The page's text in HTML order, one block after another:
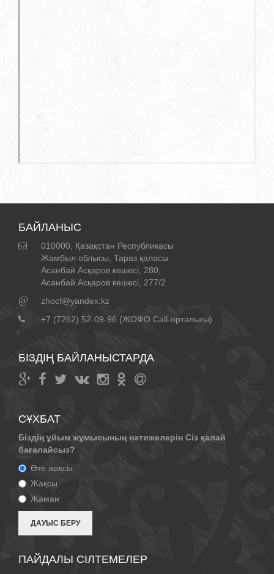
БАЙЛАНЫС
010000, Қазақстан Республикасы
Жамбыл облысы, Тараз қаласы
Асанбай Асқаров көшесі, 280,
Асанбай Асқаров көшесі, 277/2
@
zhocf@yandex.kz
+7 (7262) 52-09-96 (ЖОФО Call-орталығы)
БІЗДІҢ БАЙЛАНЫСТАРДА
СҰХБАТ
Біздің ұйым жұмысының нәтижелерін Сіз қалай
бағалайсыз?
Өте жақсы
Жақсы
Жаман
ПАЙДАЛЫ СІЛТЕМЕЛЕР